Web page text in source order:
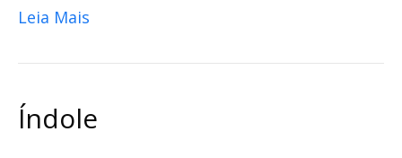
Leia Mais
Índole